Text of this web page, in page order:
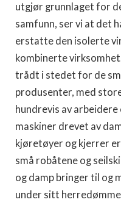
utgjør grunnlaget for
samfunn, ser vi at det
erstatte den isolerte
kombinerte
trådt i stedet for de
produsenter, med
hundrevis av
maskiner drevet av
kjøretøyer og kjerrer
små robåtene og
og damp bringer til og
under sitt